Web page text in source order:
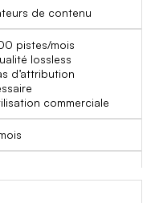
de contenu
pistes/mois
lossless
d’attribution
commerciale